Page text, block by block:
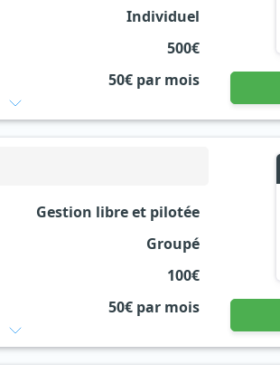
Individuel
500€
50€ par mois
Gestion libre et pilotée
Groupé
100€
50€ par mois